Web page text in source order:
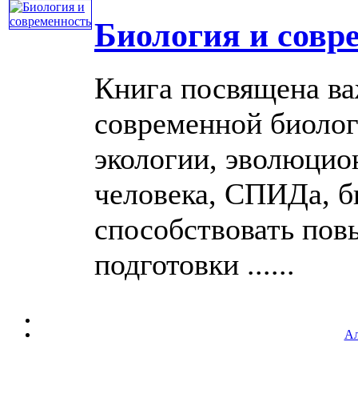
Биология и
Книга посвящена
современной
экологии,
человека, СПИДа,
способствовать
подготовки ......